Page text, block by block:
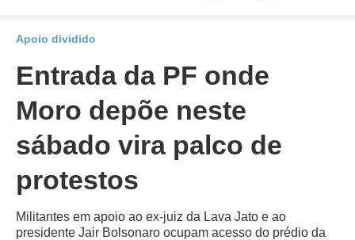
Apoio dividido
Entrada da PF onde
Moro depõe neste
sábado vira palco de
protestos
Militantes em apoio ao ex-juiz da Lava Jato e ao
presidente Jair Bolsonaro ocupam acesso do prédio da